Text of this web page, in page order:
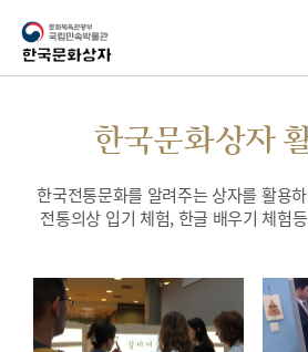
한국문화상자
한국전통문화를 알려주는 상자를 활용
전통의상 입기 체험, 한글 배우기 체험